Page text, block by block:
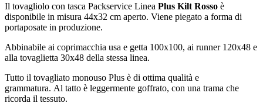
Il tovagliolo con tasca Packservice Linea Plus Kilt Rosso è
disponibile in misura 44x32 cm aperto. Viene piegato a forma di
portaposate in produzione.
Abbinabile ai coprimacchia usa e getta 100x100, ai runner 120x48 e
alla tovaglietta 30x48 della stessa linea.
Tutto il tovagliato monouso Plus è di ottima qualità e
grammatura. Al tatto è leggermente goffrato, con una trama che
ricorda il tessuto.